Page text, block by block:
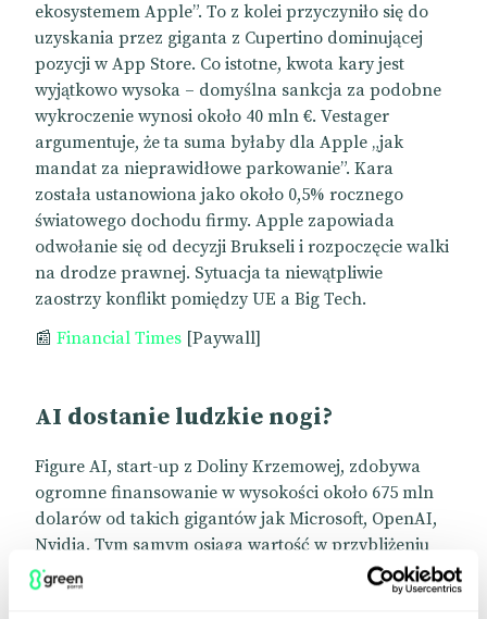
ekosystemem Apple”. To z kolei przyczyniło się do
uzyskania przez giganta z Cupertino dominującej
pozycji w App Store. Co istotne, kwota kary jest
wyjątkowo wysoka – domyślna sankcja za podobne
wykroczenie wynosi około 40 mln €. Vestager
argumentuje, że ta suma byłaby dla Apple „jak
mandat za nieprawidłowe parkowanie”. Kara
została ustanowiona jako około 0,5% rocznego
światowego dochodu firmy. Apple zapowiada
odwołanie się od decyzji Brukseli i rozpoczęcie walki
na drodze prawnej. Sytuacja ta niewątpliwie
zaostrzy konflikt pomiędzy UE a Big Tech.
📰 Financial Times [Paywall]
AI dostanie ludzkie nogi?
Figure AI, start-up z Doliny Krzemowej, zdobywa
ogromne finansowanie w wysokości około 675 mln
dolarów od takich gigantów jak Microsoft, OpenAI,
Nvidia. Tym samym osiąga wartość w przybliżeniu
2,6 mld dolarów. Głównym celem start-upu jest
połączenie rozwiązań AI z robotyką w celu